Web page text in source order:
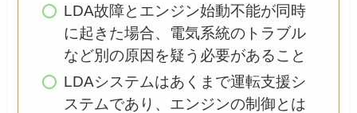
LDA故障とエンジン始動不能が同時
に起きた場合、電気系統のトラブル
など別の原因を疑う必要があること
LDAシステムはあくまで運転支援シ
ステムであり、エンジンの制御とは